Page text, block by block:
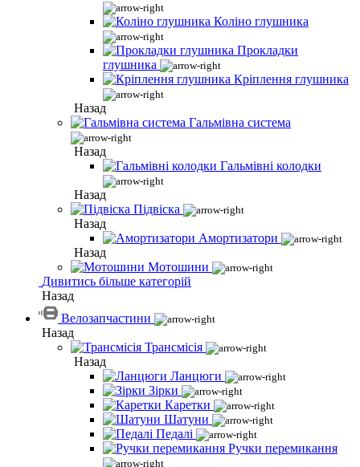
Коліно глушника
Прокладки
глушника
Кріплення глушника
Назад
Гальмівна система
Назад
Гальмівні колодки
Назад
Підвіска
Назад
Амортизатори
Назад
Мотошини
Дивитись більше категорій
Назад
Велозапчастини
Назад
Трансмісія
Назад
Ланцюги
Зірки
Каретки
Шатуни
Педалі
Ручки перемикання